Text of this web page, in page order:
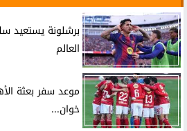
برشلونة يستعيد
العالم
موعد سفر بعثة
خوان...